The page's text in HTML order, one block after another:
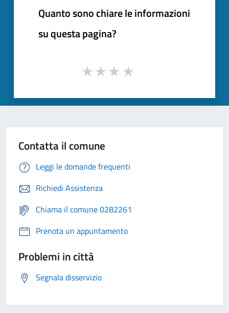
Quanto sono chiare le informazioni
su questa pagina?
Contatta il comune
Leggi le domande frequenti
Richiedi Assistenza
Chiama il comune 0282261
Prenota un appuntamento
Problemi in città
Segnala disservizio